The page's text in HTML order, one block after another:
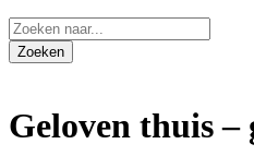
Geloven thuis –